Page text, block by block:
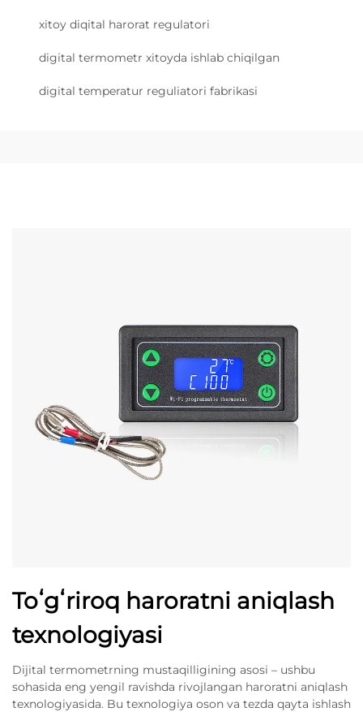
xitoy diqital harorat regulatori
digital termometr xitoyda ishlab chiqilgan
digital temperatur reguliatori fabrikasi
Toʻgʻriroq haroratni aniqlash
texnologiyasi
Dijital termometrning mustaqilligining asosi – ushbu
sohasida eng yengil ravishda rivojlangan haroratni aniqlash
texnologiyasida. Bu texnologiya oson va tezda qayta ishlash